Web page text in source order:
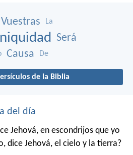
Vuestras La
Será
Causa De
de la Biblia
del día
Jehová, en escondrijos que yo
dice Jehová, el cielo y la tierra?